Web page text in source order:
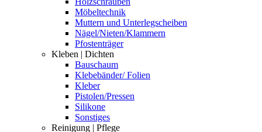
Möbeltechnik
Muttern und Unterlegscheiben
Nägel/Nieten/Klammern
Pfostenträger
Kleben | Dichten
Bauschaum
Klebebänder/ Folien
Kleber
Pistolen/Pressen
Silikone
Sonstiges
Reinigung | Pflege